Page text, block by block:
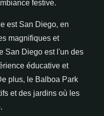
festive.
est San Diego, en
magnifiques et
San Diego est l'un des
éducative et
plus, le Balboa Park
et des jardins où les